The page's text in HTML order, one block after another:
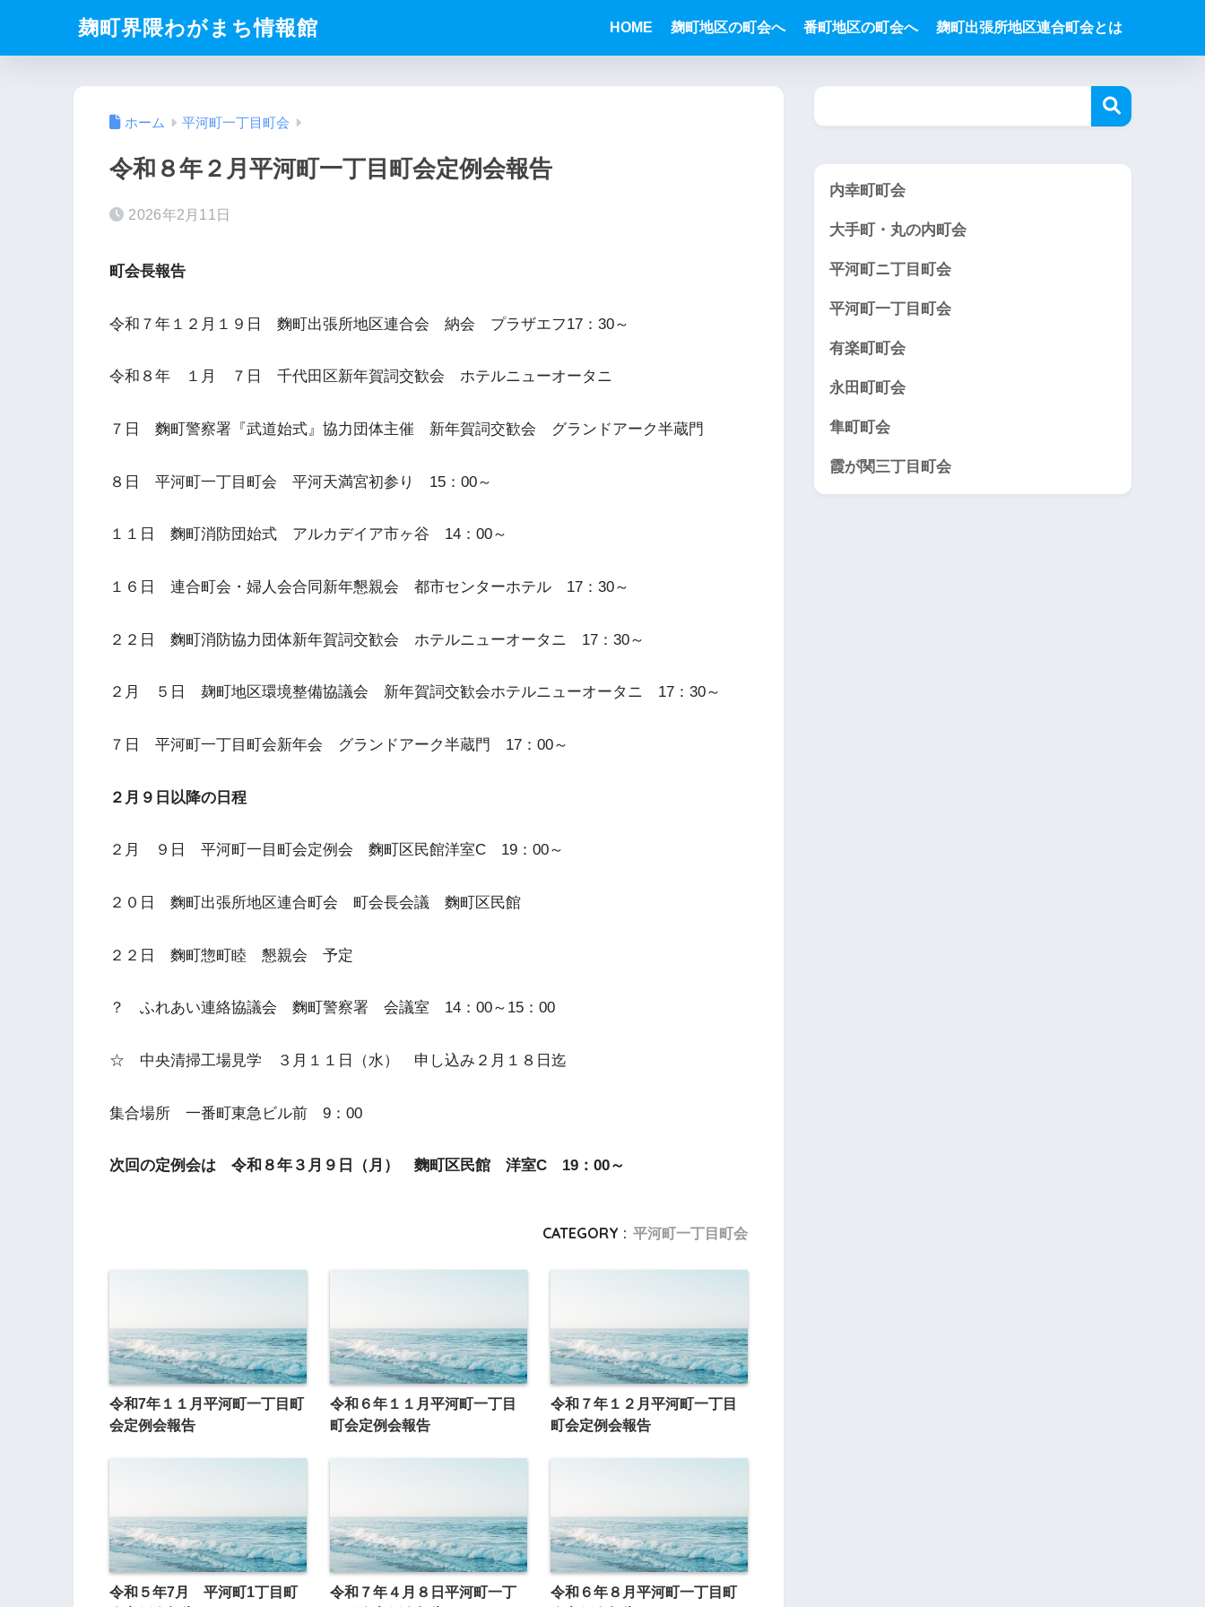
麹町界隈わがまち情報館 HOME 麹町地区の町会へ 番町地区の町会へ 麹町出張所地区連合町会とは
ホーム 平河町一丁目町会
令和８年２月平河町一丁目町会定例会報告
2026年2月11日
町会長報告
令和７年１２月１９日 麴町出張所地区連合会 納会 プラザエフ17：30～
令和８年 １月 ７日 千代田区新年賀詞交歓会 ホテルニューオータニ
７日 麴町警察署『武道始式』協力団体主催 新年賀詞交歓会 グランドアーク半蔵門
８日 平河町一丁目町会 平河天満宮初参り 15：00～
１１日 麴町消防団始式 アルカデイア市ヶ谷 14：00～
１６日 連合町会・婦人会合同新年懇親会 都市センターホテル 17：30～
２２日 麴町消防協力団体新年賀詞交歓会 ホテルニューオータニ 17：30～
２月 ５日 麹町地区環境整備協議会 新年賀詞交歓会ホテルニューオータニ 17：30～
７日 平河町一丁目町会新年会 グランドアーク半蔵門 17：00～
２月９日以降の日程
２月 ９日 平河町一目町会定例会 麴町区民館洋室C 19：00～
２０日 麴町出張所地区連合町会 町会長会議 麴町区民館
２２日 麴町惣町睦 懇親会 予定
？ ふれあい連絡協議会 麴町警察署 会議室 14：00～15：00
☆ 中央清掃工場見学 ３月１１日（水） 申し込み２月１８日迄
集合場所 一番町東急ビル前 9：00
次回の定例会は 令和８年３月９日（月） 麴町区民館 洋室C 19：00～
CATEGORY : 平河町一丁目町会
令和7年１１月平河町一丁目町
会定例会報告
令和６年１１月平河町一丁目
町会定例会報告
令和７年１２月平河町一丁目
町会定例会報告
令和５年7月 平河町1丁目町
令和７年４月８日平河町一丁
令和６年８月平河町一丁目町
内幸町町会
大手町・丸の内町会
平河町ニ丁目町会
平河町一丁目町会
有楽町町会
永田町町会
隼町町会
霞が関三丁目町会